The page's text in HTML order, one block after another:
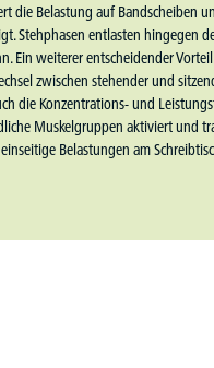
die Belastung auf
Stehphasen entlasten
weiterer entscheidender
zwischen stehender und
die Konzentrations- und
Muskelgruppen aktiviert und
Belastungen am